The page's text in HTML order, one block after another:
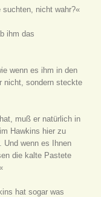
nicht wahr?«
ihm das
wenn es ihm in den
nicht, sondern steckte
muß er natürlich in
Hawkins hier zu
Und wenn es Ihnen
die kalte Pastete
hat sogar was